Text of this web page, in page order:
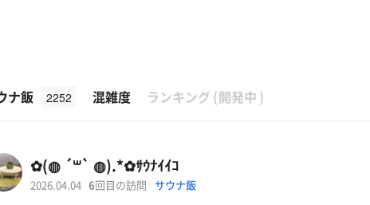
ナ飯 2252 混雑度 ランキング (開発中 )
✿(◍ ´꒳` ◍).*✿ｻｳﾅｲｲｺ
2026.04.04 6回目の訪問 サウナ飯